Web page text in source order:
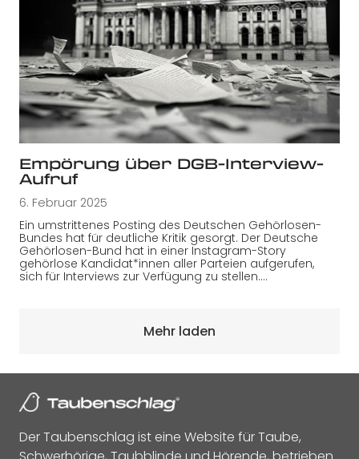
Empörung über DGB-Interview-
Aufruf
6. Februar 2025
Ein umstrittenes Posting des Deutschen Gehörlosen-
Bundes hat für deutliche Kritik gesorgt. Der Deutsche
Gehörlosen-Bund hat in einer Instagram-Story
gehörlose Kandidat*innen aller Parteien aufgerufen,
sich für Interviews zur Verfügung zu stellen.…
Mehr laden
Der Taubenschlag ist eine Website für Taube,